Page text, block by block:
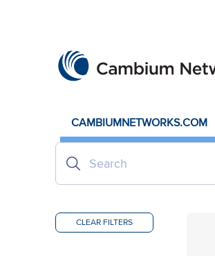
CAMBIUMNETWORKS.COM
CLEAR FILTERS